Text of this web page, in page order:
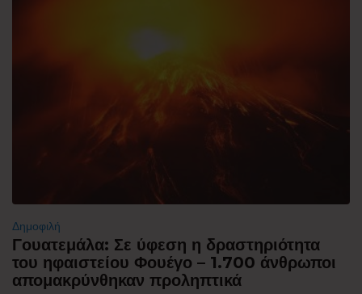
Δημοφιλή
Γουατεμάλα: Σε ύφεση η δραστηριότητα
του ηφαιστείου Φουέγο – 1.700 άνθρωποι
απομακρύνθηκαν προληπτικά